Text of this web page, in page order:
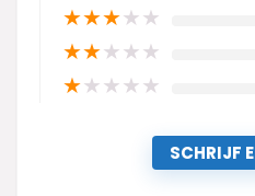
★★★★★
★★★★★
★★★★★
SCHRIJF